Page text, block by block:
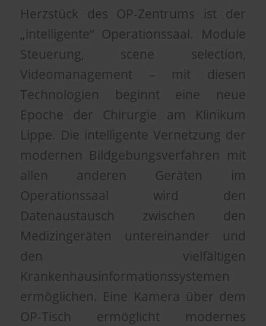
Herzstück des OP-Zentrums ist der
„intelligente“ Operationssaal. Module
Steuerung, scene selection,
Videomanagement – mit diesen
Technologien beginnt eine neue
Epoche der Chirurgie am Klinikum
Lippe. Die intelligente Vernetzung der
modernen Bildgebungsverfahren mit
allen anderen Geräten im
Operationssaal wird den
Datenaustausch zwischen den
Medizingeräten untereinander und
den vielfältigen
Krankenhausinformationssystemen
ermöglichen. Eine Kamera über dem
OP-Tisch ermöglicht modernes